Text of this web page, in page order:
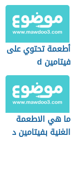
أطعمة تحتوي على
فيتامين d
ما هي الاطعمة
الغنية بفيتامين د